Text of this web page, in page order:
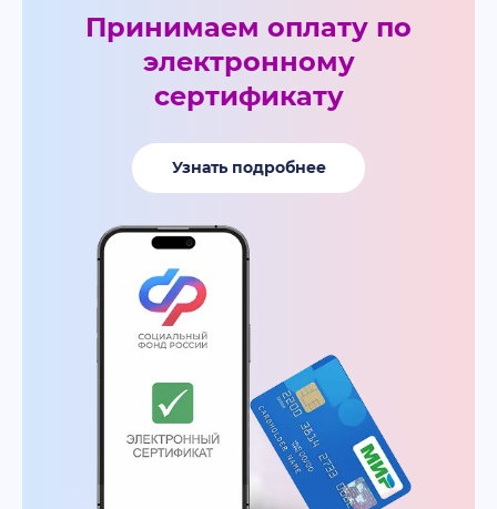
Принимаем оплату по
электронному
сертификату
Узнать подробнее